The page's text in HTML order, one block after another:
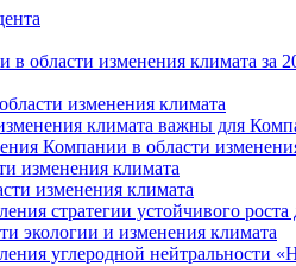
области изменения климата за
изменения климата
климата важны для
Компании в области
изменения климата
изменения климата
стратегии устойчивого роста
экологии и изменения климата
углеродной нейтральности